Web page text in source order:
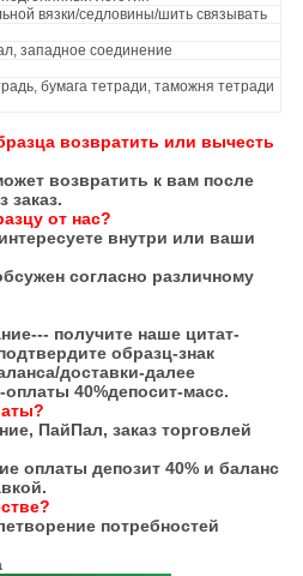
вязки/седловины/шить связывать
западное соединение
бумага тетради, таможня тетради
возвратить или вычесть
возвратить к вам после
заказ.
от нас?
внутри или ваши
согласно различному
получите наше цитат-
образц-знак
доставки-далее
оплаты 40%депосит-масс.
ПайПал, заказ торговлей
оплаты депозит 40% и баланс
потребностей